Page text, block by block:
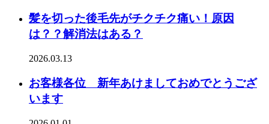
髪を切った後毛先がチクチク痛い！原因
は？？解消法はある？
2026.03.13
お客様各位 新年あけましておめでとうござ
います